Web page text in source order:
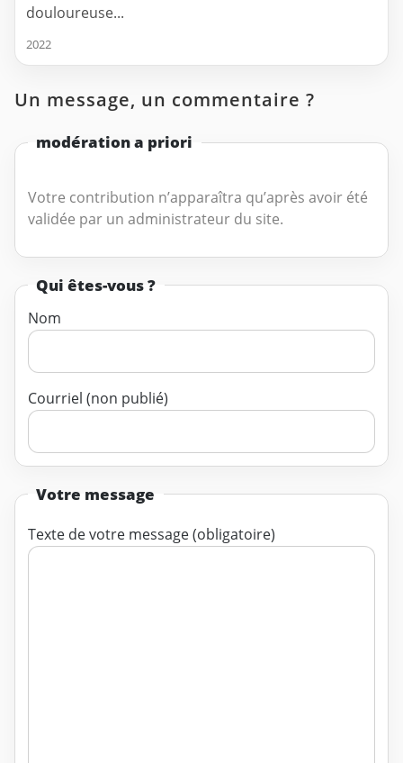
douloureuse...
2022
Un message, un commentaire ?
modération a priori
Votre contribution n’apparaîtra qu’après avoir été
validée par un administrateur du site.
Qui êtes-vous ?
Nom
Courriel (non publié)
Votre message
Texte de votre message (obligatoire)